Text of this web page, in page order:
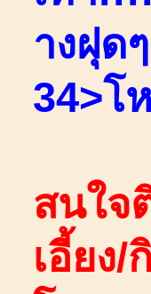
างฝุด
34>โ
สนใจ
เอี้ยง